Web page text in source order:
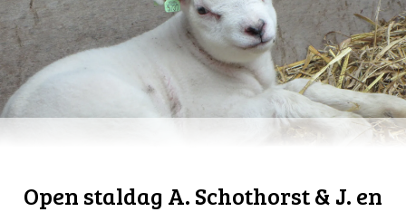
Open staldag A. Schothorst & J. en